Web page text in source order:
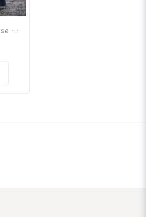
Dunkelblaue Latzhose mit Gummizug